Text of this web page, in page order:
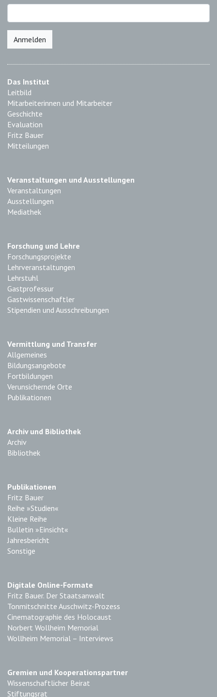
Anmelden
Das Institut
Leitbild
Mitarbeiterinnen und Mitarbeiter
Geschichte
Evaluation
Fritz Bauer
Mitteilungen
Veranstaltungen und Ausstellungen
Veranstaltungen
Ausstellungen
Mediathek
Forschung und Lehre
Forschungsprojekte
Lehrveranstaltungen
Lehrstuhl
Gastprofessur
Gastwissenschaftler
Stipendien und Ausschreibungen
Vermittlung und Transfer
Allgemeines
Bildungsangebote
Fortbildungen
Verunsichernde Orte
Publikationen
Archiv und Bibliothek
Archiv
Bibliothek
Publikationen
Fritz Bauer
Reihe »Studien«
Kleine Reihe
Bulletin »Einsicht«
Jahresbericht
Sonstige
Digitale Online-Formate
Fritz Bauer. Der Staatsanwalt
Tonmitschnitte Auschwitz-Prozess
Cinematographie des Holocaust
Norbert Wollheim Memorial
Wollheim Memorial – Interviews
Gremien und Kooperationspartner
Wissenschaftlicher Beirat
Stiftungsrat